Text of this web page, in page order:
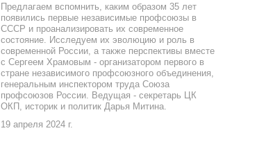
Предлагаем вспомнить, каким образом 35 лет
появились первые независимые профсоюзы в
СССР и проанализировать их современное
состояние. Исследуем их эволюцию и роль в
современной России, а также перспективы вместе
с Сергеем Храмовым - организатором первого в
стране независимого профсоюзного объединения,
генеральным инспектором труда Союза
профсоюзов России. Ведущая - секретарь ЦК
ОКП, историк и политик Дарья Митина.
19 апреля 2024 г.